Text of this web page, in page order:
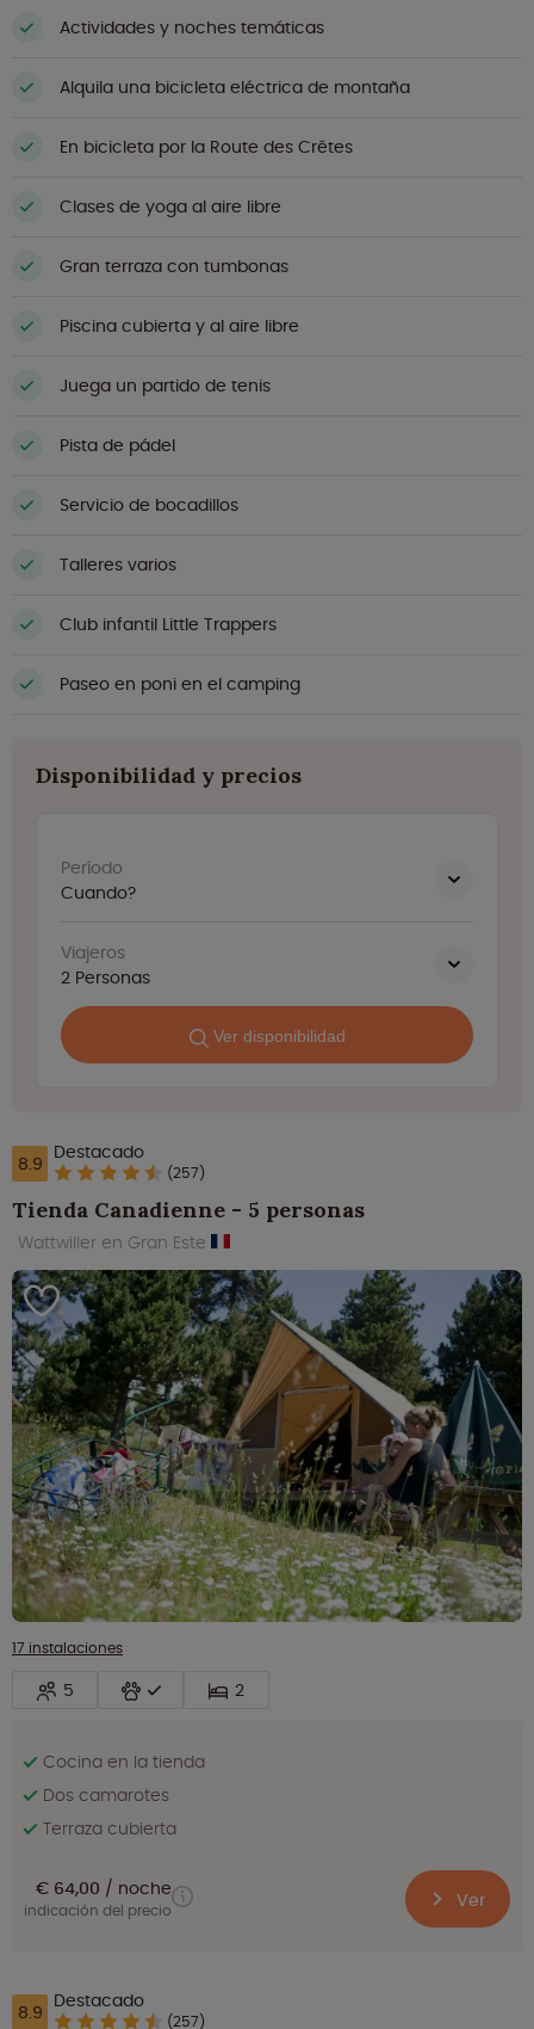
Actividades y noches temáticas
Alquila una bicicleta eléctrica de montaña
En bicicleta por la Route des Crêtes
Clases de yoga al aire libre
Gran terraza con tumbonas
Piscina cubierta y al aire libre
Juega un partido de tenis
Pista de pádel
Servicio de bocadillos
Talleres varios
Club infantil Little Trappers
Paseo en poni en el camping
Disponibilidad y precios
Período
Cuando?
Viajeros
2 Personas
Ver disponibilidad
8.9 Destacado
(257)
Tienda Canadienne - 5 personas
Wattwiller en Gran Este
17 instalaciones
5 2
Cocina en la tienda
Dos camarotes
Terraza cubierta
€ 64,00 noche
indicación del precio Ver
8.9 Destacado
(257)